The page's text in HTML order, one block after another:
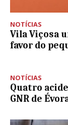
NOTÍCIAS
Vila Viçosa
favor do
NOTÍCIAS
Quatro
GNR de